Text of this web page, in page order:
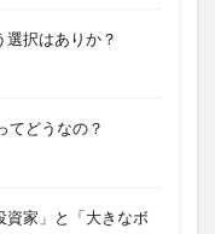
択はありか？
てどうなの？
資家」と「大きなボ